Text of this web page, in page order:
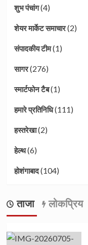
शुभ पंचांग(4)
शेयर मार्केट समाचार(2)
संपादकीय टीम(1)
सागर(276)
स्मार्टफोन टैब(1)
हमारे प्रतिनिधि(111)
हस्तरेखा(2)
हेल्थ(6)
होशंगाबाद(104)
ताजा लोकप्रिय